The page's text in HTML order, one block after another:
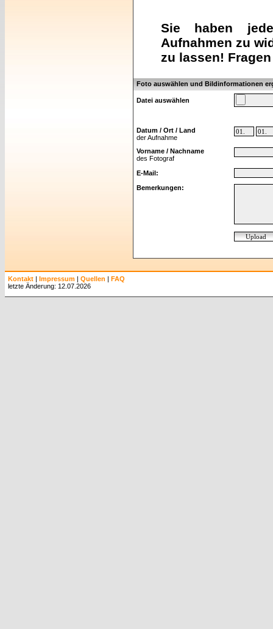
Sie haben
Aufnahmen zu
zu lassen!
Foto auswählen und Bildinformationen
Datei auswählen
Datum / Ort / Land
der Aufnahme
Vorname / Nachname
des Fotograf
E-Mail:
Bemerkungen:
Kontakt | Impressum | Quellen | FAQ
letzte Änderung: 12.07.2026